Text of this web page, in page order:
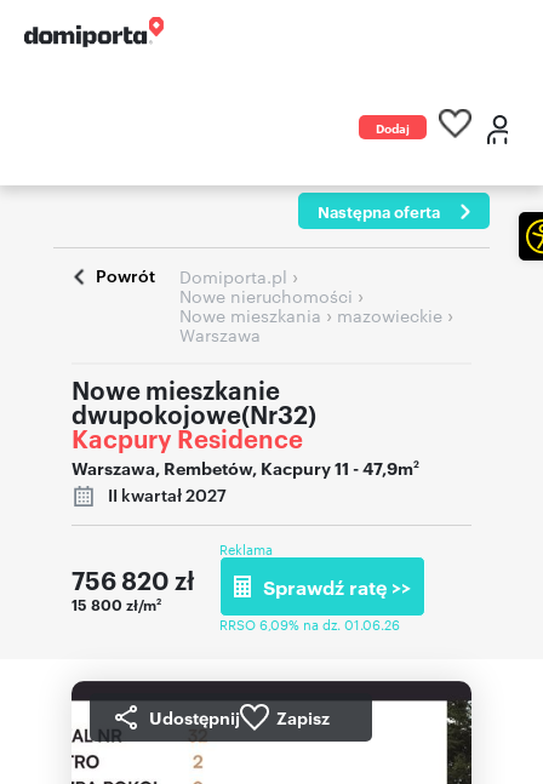
Dodaj
Następna oferta
Powrót Domiporta.pl ›
Nowe nieruchomości ›
Nowe mieszkania › mazowieckie ›
Warszawa
Nowe mieszkanie
dwupokojowe(Nr32)
Kacpury Residence
Warszawa, Rembetów, Kacpury 11 - 47,9m2
II kwartał 2027
756 820 zł
15 800 zł/m2
Reklama
Sprawdź ratę >>
RRSO 6,09% na dz. 01.06.26
Udostępnij Zapisz